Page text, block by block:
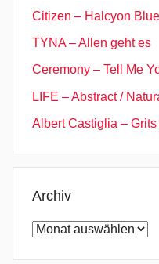
Citizen – Halcyon
TYNA – Allen geht es
Ceremony – Tell Me
LIFE – Abstract /
Albert Castiglia –
Archiv
Archiv